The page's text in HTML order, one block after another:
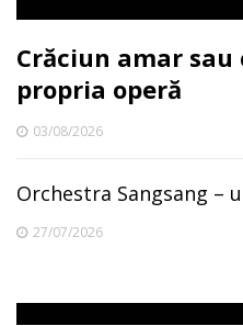
Crăciun amar
propria operă
03/08/2026
Orchestra Sangsang –
27/07/2026